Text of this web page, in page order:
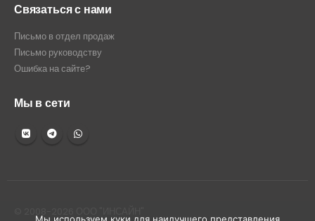
Связаться с нами
Письмо в отдел продаж
Письмо руководству
Ошибка на сайте?
Мы в сети